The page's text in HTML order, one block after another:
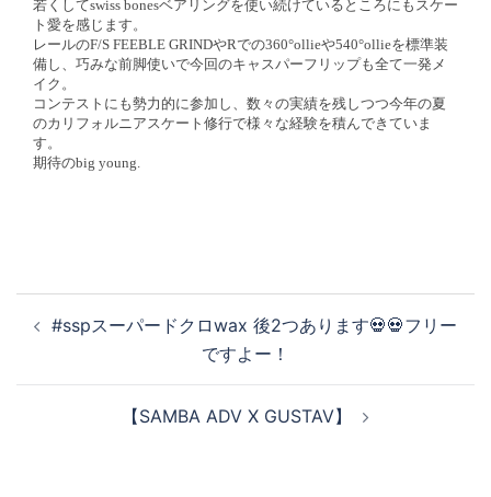
若くしてswiss bonesベアリングを使い続けているところにもスケー
ト愛を感じます。
レールのF/S FEEBLE GRINDやRでの360°ollieや540°ollieを標準装
備し、巧みな前脚使いで今回のキャスパーフリップも全て一発メ
イク。
コンテストにも勢力的に参加し、数々の実績を残しつつ今年の夏
のカリフォルニアスケート修行で様々な経験を積んできていま
す。
期待のbig young.
稿 #sspスーパードクロwax 後2つあります💀💀フリー
ですよー！
【SAMBA ADV X GUSTAV】